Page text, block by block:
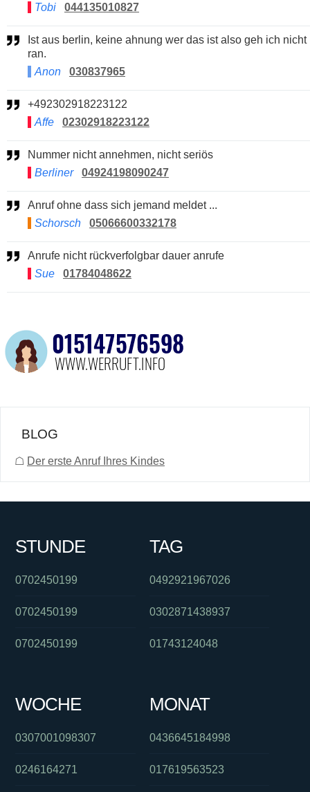
Tobi
044135010827
ran.
Anon
030837965
+492302918223122
Affe
02302918223122
Nummer nicht annehmen, nicht seriös
Berliner
04924198090247
Anruf ohne dass sich jemand meldet ...
Schorsch
05066600332178
Anrufe nicht rückverfolgbar dauer anrufe
Sue
01784048622
BLOG
☖ Der erste Anruf Ihres Kindes
STUNDE
0702450199
0702450199
0702450199
TAG
0492921967026
0302871438937
01743124048
WOCHE
0307001098307
0246164271
MONAT
0436645184998
017619563523